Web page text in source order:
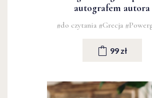
autografem autora
#do czytania #Grecja
99 zł